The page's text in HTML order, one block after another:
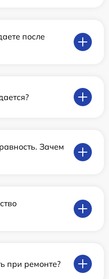
после
Зачем
при ремонте?